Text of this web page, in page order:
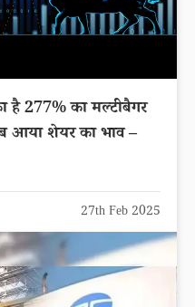
277% का मल्टीबैगर
आया शेयर का भाव –
27th Feb 2025